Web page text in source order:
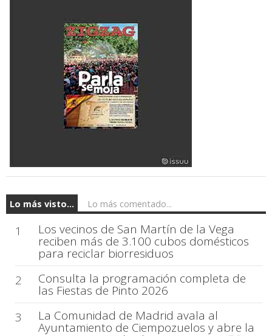
Lo más visto... Lo más comentado...
1 Los vecinos de San Martín de la Vega
reciben más de 3.100 cubos domésticos
para reciclar biorresiduos
2
Consulta la programación completa de
las Fiestas de Pinto 2026
3
La Comunidad de Madrid avala al
Ayuntamiento de Ciempozuelos y abre la